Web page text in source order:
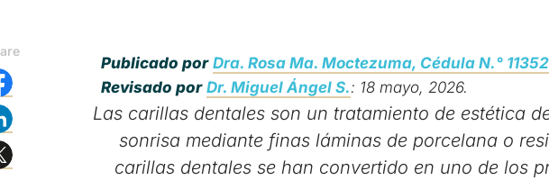
Publicado por Dra. Rosa Ma. Moctezuma, Cédula N.°
Revisado por Dr. Miguel Ángel S.: 18 mayo, 2026.
Las carillas dentales son un tratamiento de estética
sonrisa mediante finas láminas de porcelana o
carillas dentales se han convertido en uno de los